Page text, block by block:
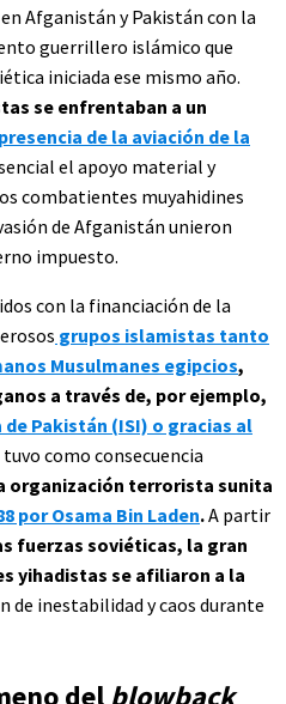
Afganistán y Pakistán con la
guerrillero islámico que
iniciada ese mismo año.
se enfrentaban a un
presencia de la aviación de la
el apoyo material y
combatientes muyahidines
de Afganistán unieron
impuesto.
con la financiación de la
grupos islamistas tanto
Musulmanes egipcios,
a través de, por ejemplo,
Pakistán (ISI) o gracias al
como consecuencia
organización terrorista sunita
por Osama Bin Laden.A partir
fuerzas soviéticas, la gran
yihadistas se afiliaron a la
de inestabilidad y caos durante
delblowback